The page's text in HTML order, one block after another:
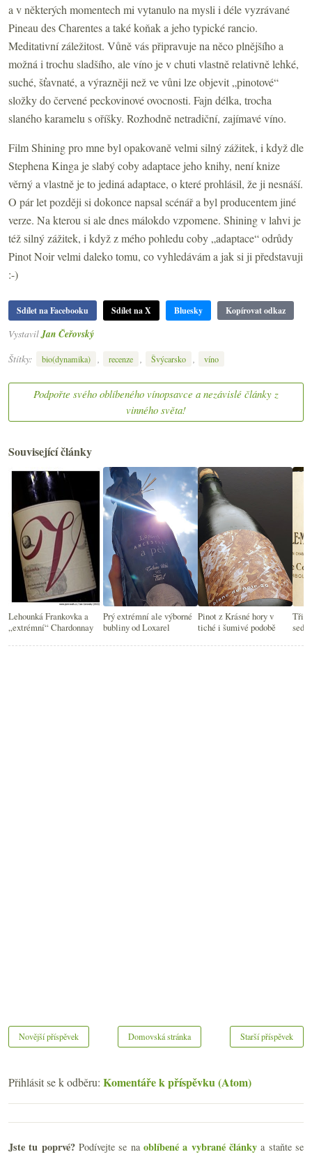
a v některých momentech mi vytanulo na mysli i déle vyzrávané
Pineau des Charentes a také koňak a jeho typické rancio.
Meditativní záležitost. Vůně vás připravuje na něco plnějšího a
možná i trochu sladšího, ale víno je v chuti vlastně relativně lehké,
suché, šťavnaté, a výrazněji než ve vůni lze objevit „pinotové“
složky do červené peckovinové ovocnosti. Fajn délka, trocha
slaného karamelu s oříšky. Rozhodně netradiční, zajímavé víno.
Film Shining pro mne byl opakovaně velmi silný zážitek, i když dle
Stephena Kinga je slabý coby adaptace jeho knihy, není knize
věrný a vlastně je to jediná adaptace, o které prohlásil, že ji nesnáší.
O pár let později si dokonce napsal scénář a byl producentem jiné
verze. Na kterou si ale dnes málokdo vzpomene. Shining v lahvi je
též silný zážitek, i když z mého pohledu coby „adaptace“ odrůdy
Pinot Noir velmi daleko tomu, co vyhledávám a jak si ji představuji
:-)
Sdílet na Facebooku Sdílet na X Bluesky Kopírovat odkaz
Vystavil Jan Čeřovský
Štítky:
bio(dynamika) , recenze , Švýcarsko , víno
Podpořte svého oblíbeného vínopsavce a nezávislé články z
vinného světa!
Související články
Lehounká Frankovka a
„extrémní“ Chardonnay
Prý extrémní ale výborné
bubliny od Loxarel
Pinot z Krásné hory v
tiché i šumivé podobě
Tři
Novější příspěvek Starší příspěvek
Domovská stránka
Přihlásit se k odběru: Komentáře k příspěvku (Atom)
Jste tu poprvé?Podívejte se naoblíbené a vybrané články a staňte se